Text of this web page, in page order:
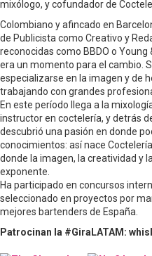
mixólogo, y cofundador de
Colombiano y afincado en
de Publicista como Creativo y
reconocidas como BBDO o
era un momento para el cambio.
especializarse en la imagen y de
trabajando con grandes
En este período llega a la
instructor en coctelería, y detrás
descubrió una pasión en donde
conocimientos: así nace
donde la imagen, la creatividad y
exponente.
Ha participado en concursos
seleccionado en proyectos por
mejores bartenders de España.
Patrocinan la #GiraLATAM: